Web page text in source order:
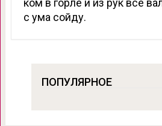
ком в горле и из рук всё
с ума сойду.
ПОПУЛЯРНОЕ